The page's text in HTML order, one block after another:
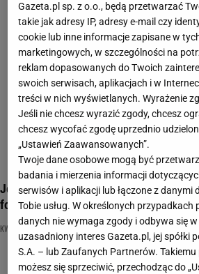
Jeśli masz w domu storczyka, w tym
fory. Bardzo trudny quiz o kwiatach
KWIATY DONICZKOWE NAJNOWSZE QUIZY DZISIAJ DODANE
Gazeta.pl sp. z o.o., będą przetwarzać
takie jak adresy IP, adresy e-mail czy
cookie lub inne informacje zapisane w
marketingowych, w szczególności na
reklam dopasowanych do Twoich
swoich serwisach, aplikacjach i w
treści w nich wyświetlanych. Wyrażenie
Jeśli nie chcesz wyrazić zgody, chcesz
chcesz wycofać zgodę uprzednio
„Ustawień Zaawansowanych”.
Twoje dane osobowe mogą być
badania i mierzenia informacji
serwisów i aplikacji lub łączone z danymi
Tobie usług. W określonych przypadkach
danych nie wymaga zgody i odbywa się
uzasadniony interes Gazeta.pl, jej spółki
S.A. – lub Zaufanych Partnerów.
możesz się sprzeciwić, przechodząc do